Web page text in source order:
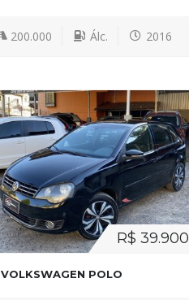
200.000 Álc. 2016
R$ 39.900
VOLKSWAGEN POLO